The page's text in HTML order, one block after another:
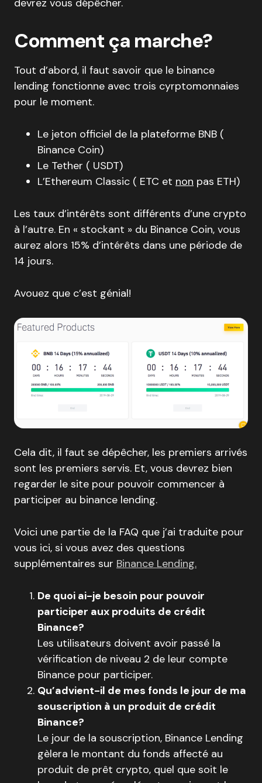
devrez vous dépêcher.
Comment ça marche?
Tout d’abord, il faut savoir que le binance
lending fonctionne avec trois cyrptomonnaies
pour le moment.
Le jeton officiel de la plateforme BNB (
Binance Coin)
Le Tether ( USDT)
L’Ethereum Classic ( ETC et non pas ETH)
Les taux d’intérêts sont différents d’une crypto
à l’autre. En « stockant » du Binance Coin, vous
aurez alors 15% d’intérêts dans une période de
14 jours.
Avouez que c’est génial!
Cela dit, il faut se dépêcher, les premiers arrivés
sont les premiers servis. Et, vous devrez bien
regarder le site pour pouvoir commencer à
participer au binance lending.
Voici une partie de la FAQ que j’ai traduite pour
vous ici, si vous avez des questions
supplémentaires sur Binance Lending.
De quoi ai-je besoin pour pouvoir
participer aux produits de crédit
Binance?
Les utilisateurs doivent avoir passé la
vérification de niveau 2 de leur compte
Binance pour participer.
Qu’advient-il de mes fonds le jour de ma
souscription à un produit de crédit
Binance?
Le jour de la souscription, Binance Lending
gèlera le montant du fonds affecté au
produit de prêt crypto, quel que soit le